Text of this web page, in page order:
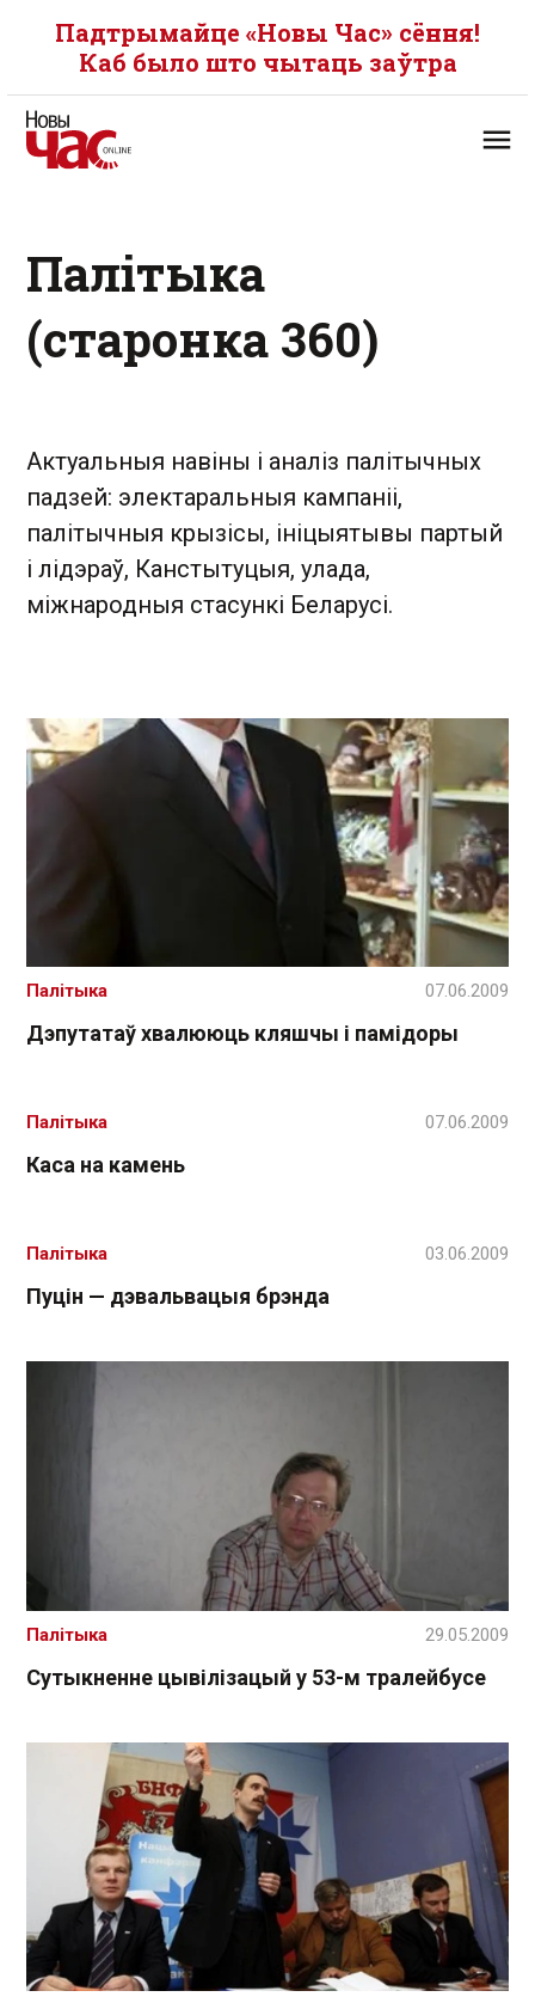
Падтрымайце «Новы Час» сёння!
Каб было што чытаць заўтра
Палітыка
(старонка 360)
Актуальныя навіны і аналіз палітычных
падзей: электаральныя кампаніі,
палітычныя крызісы, ініцыятывы партый
і лідэраў, Канстытуцыя, улада,
міжнародныя стасункі Беларусі.
Дэпутатаў хвалююць кляшчы і памідоры
Палітыка 07.06.2009
Каса на камень
Палітыка 07.06.2009
Пуцін — дэвальвацыя брэнда
Палітыка 03.06.2009
Сутыкненне цывілізацый у 53-м тралейбусе
Палітыка 29.05.2009